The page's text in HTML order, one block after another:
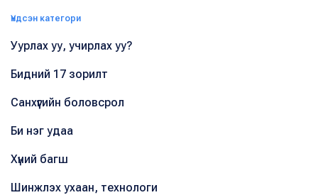
Үндсэн категори
Уурлах уу, учирлах уу?
Бидний 17 зорилт
Санхүүгийн боловсрол
Би нэг удаа
Хүний багш
Шинжлэх ухаан, технологи